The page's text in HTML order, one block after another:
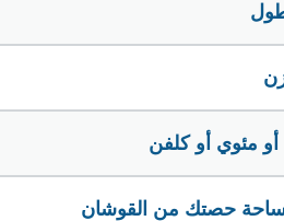
أو مئوي أو كلفن
حصتك من القوشان